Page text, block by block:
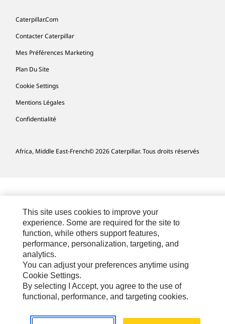
Caterpillar.com
Contacter Caterpillar
Mes Préférences Marketing
Plan Du Site
Cookie Settings
Mentions Légales
Confidentialité
Africa, Middle East-French© 2026 Caterpillar. Tous droits réservés
This site uses cookies to improve your
experience. Some are required for the site to
function, while others support features,
performance, personalization, targeting, and
analytics.
You can adjust your preferences anytime using
Cookie Settings.
By selecting I Accept, you agree to the use of
functional, performance, and targeting cookies.